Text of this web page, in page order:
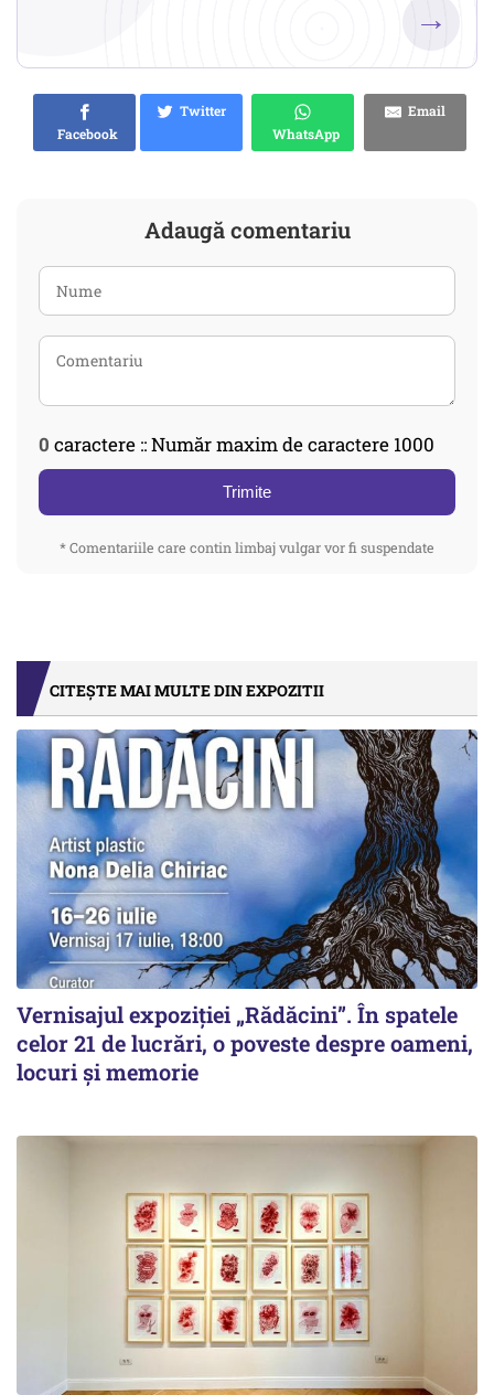
→
Facebook
Twitter
WhatsApp
Email
Adaugă comentariu
0 caractere :: Număr maxim de caractere 1000
Trimite
* Comentariile care contin limbaj vulgar vor fi suspendate
CITEȘTE MAI MULTE DIN EXPOZITII
Vernisajul expoziției „Rădăcini”. În spatele
celor 21 de lucrări, o poveste despre oameni,
locuri și memorie